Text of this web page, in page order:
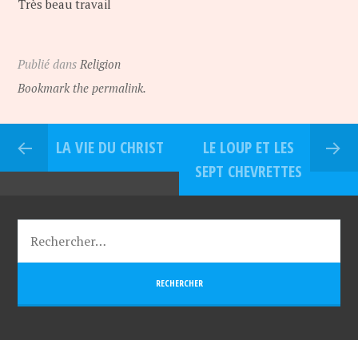
Très beau travail
Publié dansReligion
Bookmark the permalink.
LA VIE DU CHRIST
LE LOUP ET LES
SEPT CHEVRETTES